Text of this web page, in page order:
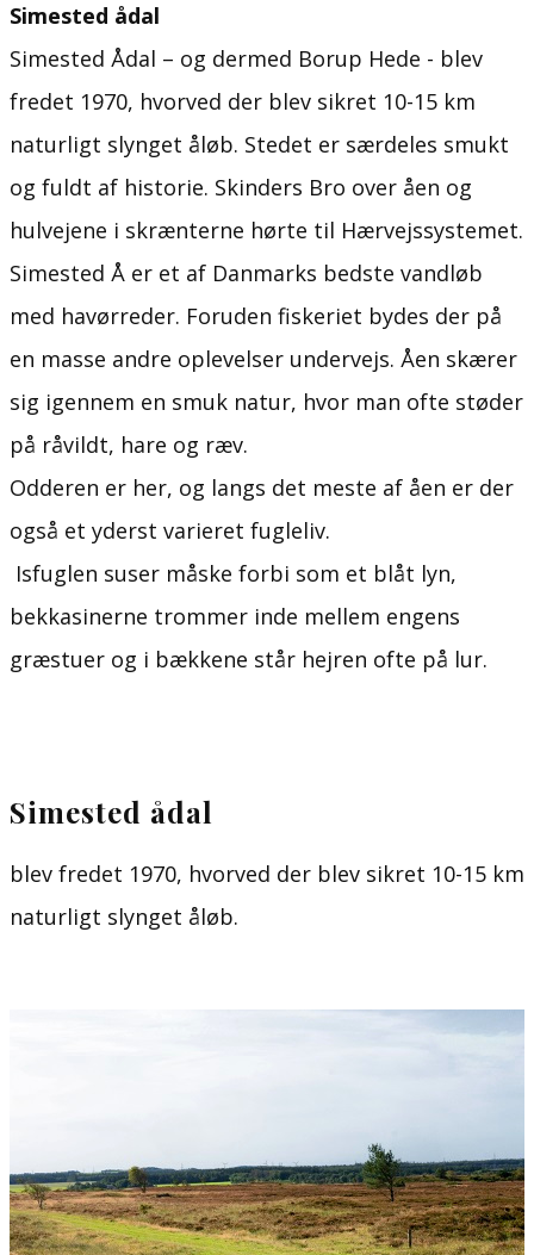
Simested ådal
Simested Ådal – og dermed Borup Hede - blev
fredet 1970, hvorved der blev sikret 10-15 km
naturligt slynget åløb. Stedet er særdeles smukt
og fuldt af historie. Skinders Bro over åen og
hulvejene i skrænterne hørte til Hærvejssystemet.
Simested Å er et af Danmarks bedste vandløb
med havørreder. Foruden fiskeriet bydes der på
en masse andre oplevelser undervejs. Åen skærer
sig igennem en smuk natur, hvor man ofte støder
på råvildt, hare og ræv.
Odderen er her, og langs det meste af åen er der
også et yderst varieret fugleliv.
Isfuglen suser måske forbi som et blåt lyn,
bekkasinerne trommer inde mellem engens
græstuer og i bækkene står hejren ofte på lur.
Simested ådal
blev fredet 1970, hvorved der blev sikret 10-15 km
naturligt slynget åløb.